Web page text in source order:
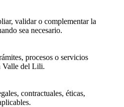
validar o complementar la
sea necesario.
procesos o servicios
Valle del Lili.
contractuales, éticas,